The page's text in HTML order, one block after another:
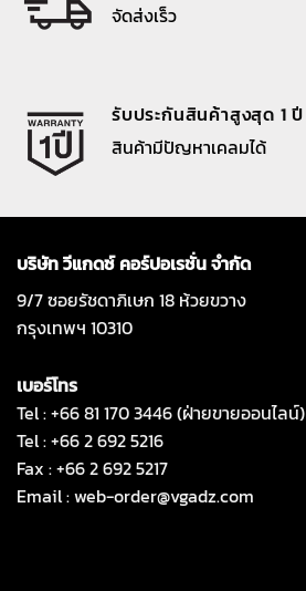
จัดส่งเร็ว
รับประกันสินค้าสูงสุด 1 ปี
สินค้ามีปัญหาเคลมได้
บริษัท วีแกดซ์ คอร์ปอเรชั่น จำกัด
9/7 ซอยรัชดาภิเษก 18 ห้วยขวาง
กรุงเทพฯ 10310
เบอร์โทร
Tel : +66 81 170 3446 (ฝ่ายขายออนไลน์)
Tel : +66 2 692 5216
Fax : +66 2 692 5217
Email :web-order@vgadz.com